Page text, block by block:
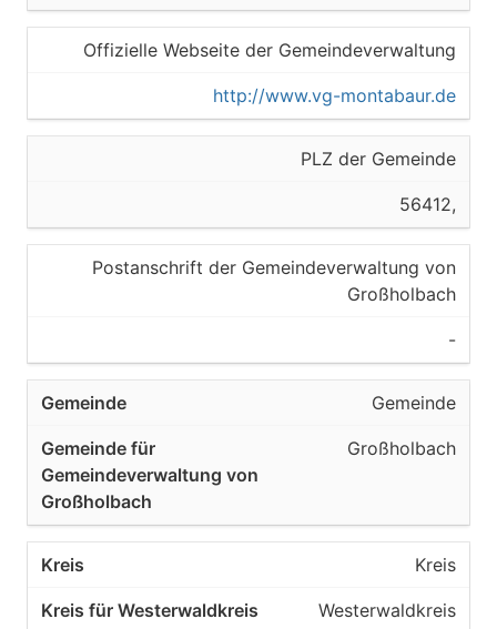
Offizielle Webseite der Gemeindeverwaltung
http://www.vg-montabaur.de
PLZ der Gemeinde
56412,
Postanschrift der Gemeindeverwaltung von
Großholbach
-
Gemeinde
Großholbach
Kreis
Westerwaldkreis